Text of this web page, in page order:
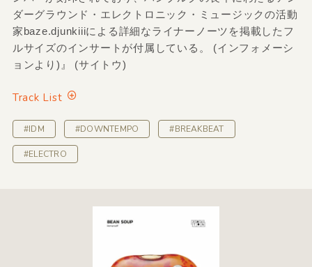
ダーグラウンド・エレクトロニック・ミュージックの活動
家baze.djunkiiiによる詳細なライナーノーツを掲載したフ
ルサイズのインサートが付属している。 (インフォメーシ
ョンより)』 (サイトウ)
Track List
#IDM #DOWNTEMPO #BREAKBEAT
#ELECTRO